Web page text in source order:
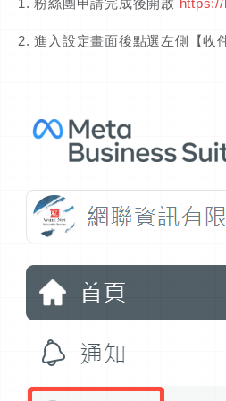
1. 粉絲團申請完成後開啟
2. 進入設定畫面後點選左側【收